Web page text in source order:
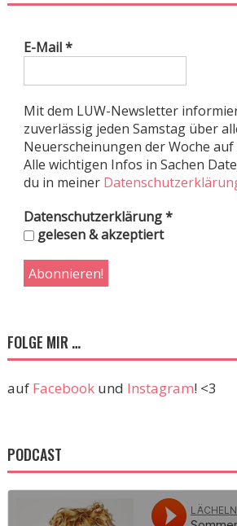
E-Mail*
Mit dem LUW-Newsletter
zuverlässig jeden Samstag über
Neuerscheinungen der Woche auf
Alle wichtigen Infos in Sachen
du in meiner
Datenschutzerklärung*
gelesen & akzeptiert
FOLGE MIR …
auf Facebookund Instagram! <3
PODCAST